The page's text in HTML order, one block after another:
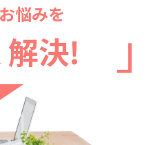
悩みを
決!